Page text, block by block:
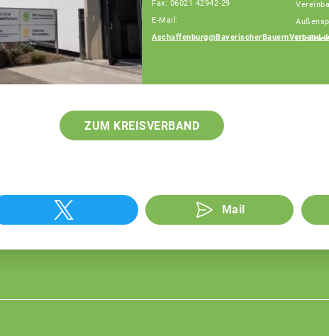
Fax: 06021 42942-29
E-Mail:
ZUM KREISVERBAND
Mail